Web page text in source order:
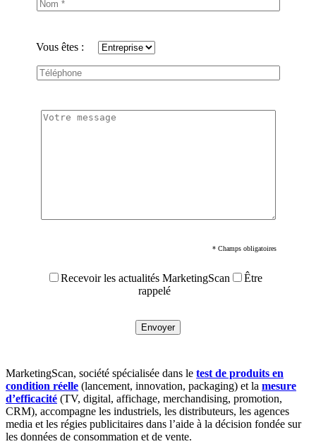
Vous êtes :
* Champs obligatoires
Recevoir les actualités MarketingScan
Être
rappelé
MarketingScan, société spécialisée dans le test de produits en
condition réelle (lancement, innovation, packaging) et la mesure
d’efficacité (TV, digital, affichage, merchandising, promotion,
CRM), accompagne les industriels, les distributeurs, les agences
media et les régies publicitaires dans l’aide à la décision fondée sur
les données de consommation et de vente.